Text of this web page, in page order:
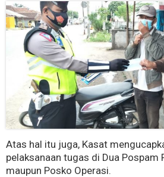
Atas hal itu juga, Kasat
pelaksanaan tugas di Dua Pospam
maupun Posko Operasi.